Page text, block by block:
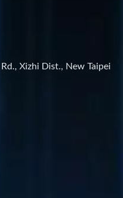
Xizhi Dist., New Taipei